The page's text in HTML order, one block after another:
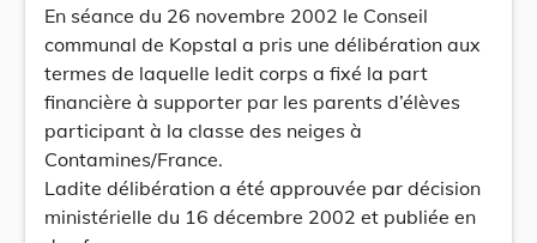
En séance du 26 novembre 2002 le Conseil
communal de Kopstal a pris une délibération aux
termes de laquelle ledit corps a fixé la part
financière à supporter par les parents d’élèves
participant à la classe des neiges à
Contamines/France.
Ladite délibération a été approuvée par décision
ministérielle du 16 décembre 2002 et publiée en